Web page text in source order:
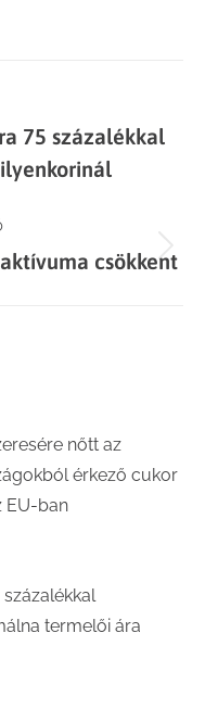
75 százalékkal
csökkent
nőtt az
érkező cukor
EU-ban
termelői ára